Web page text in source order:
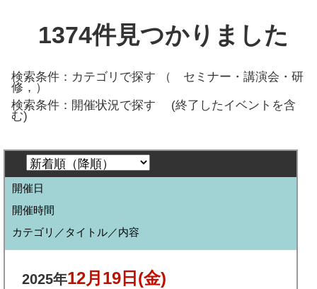
1374件見つかりました
検索条件：カテゴリで探す （ セミナー・講演会・研
修， ）
検索条件：開催状況で探す (終了したイベントを含
む)
開催日
開催時間
カテゴリ／タイトル／内容
2025年12月19日 (金)